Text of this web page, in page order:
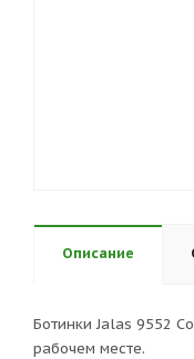
Описание
Ботинки Jalas 9552
рабочем месте.